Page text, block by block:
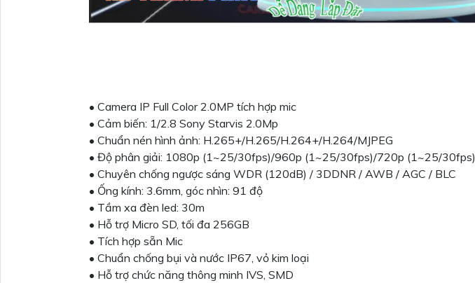
• Camera IP Full Color 2.0MP tích hợp mic
• Cảm biến: 1/2.8 Sony Starvis 2.0Mp
• Chuẩn nén hình ảnh: H.265+/H.265/H.264+/H.264/MJPEG
• Độ phân giải: 1080p (1~25/30fps)/960p (1~25/30fps)/720p (1~25/30fps)
• Chuyên chống ngược sáng WDR (120dB) / 3DDNR / AWB / AGC / BLC
• Ống kính: 3.6mm, góc nhìn: 91 độ
• Tầm xa đèn led: 30m
• Hỗ trợ Micro SD, tối đa 256GB
• Tích hợp sẵn Mic
• Chuẩn chống bụi và nước IP67, vỏ kim loại
• Hỗ trợ chức năng thông minh IVS, SMD